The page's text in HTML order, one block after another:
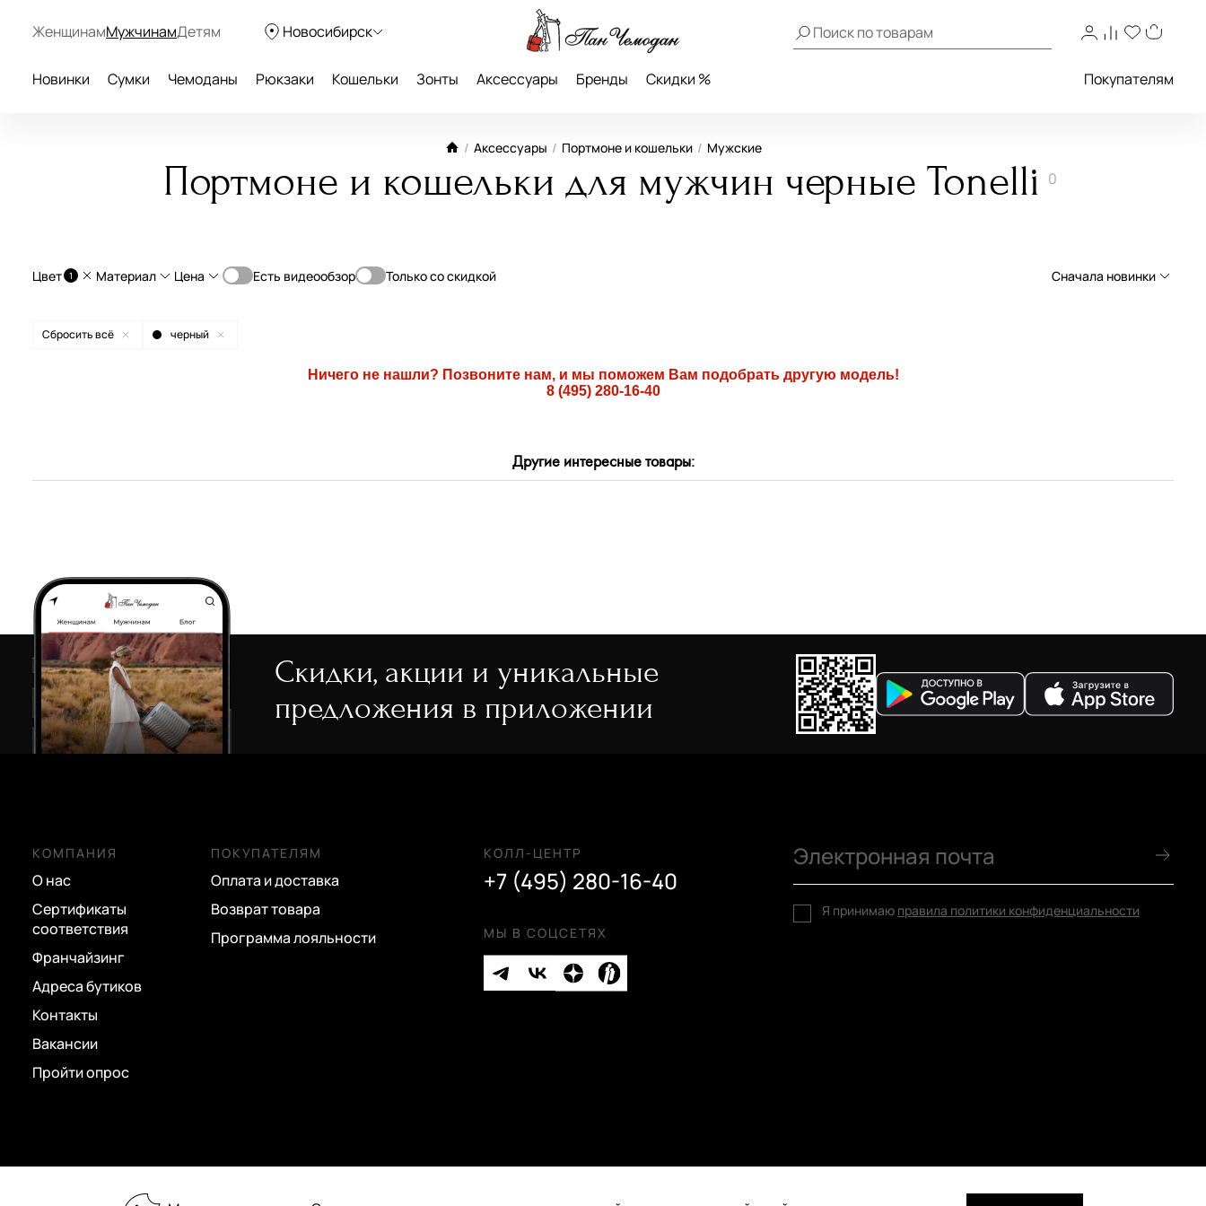
ЖенщинамМужчинамДетям Новосибирск
Новинки Сумки Чемоданы Рюкзаки Кошельки Зонты Аксессуары Бренды Скидки % Покупателям
/ Аксессуары / Портмоне и кошельки / Мужские
Портмоне и кошельки для мужчин черные Tonelli 0
Цвет 1
бронзовый
зеленый
коралловый
коричневый
красный
кремовый
мульти
оранжевый
серебряный
серый
синий
сиреневый
темно-серый
фиолетовый
Материал
натуральная кожа
Цена Есть видеообзор Только со скидкой Сначала новинки
Сбросить всё черный
Ничего не нашли? Позвоните нам, и мы поможем Вам подобрать другую модель!
8 (495) 280-16-40
Другие интересные товары:
Скидки, акции и уникальные
предложения в приложении
КОМПАНИЯ
О нас
Сертификаты
соответствия
Франчайзинг
Адреса бутиков
Контакты
Вакансии
Пройти опрос
ПОКУПАТЕЛЯМ
Оплата и доставка
Возврат товара
Программа лояльности
КОЛЛ-ЦЕНТР
+7 (495) 280-16-40
МЫ В СОЦСЕТЯХ
Я принимаю правила политики конфиденциальности
2026 © «Пан Чемодан» — онлайн-бутик: